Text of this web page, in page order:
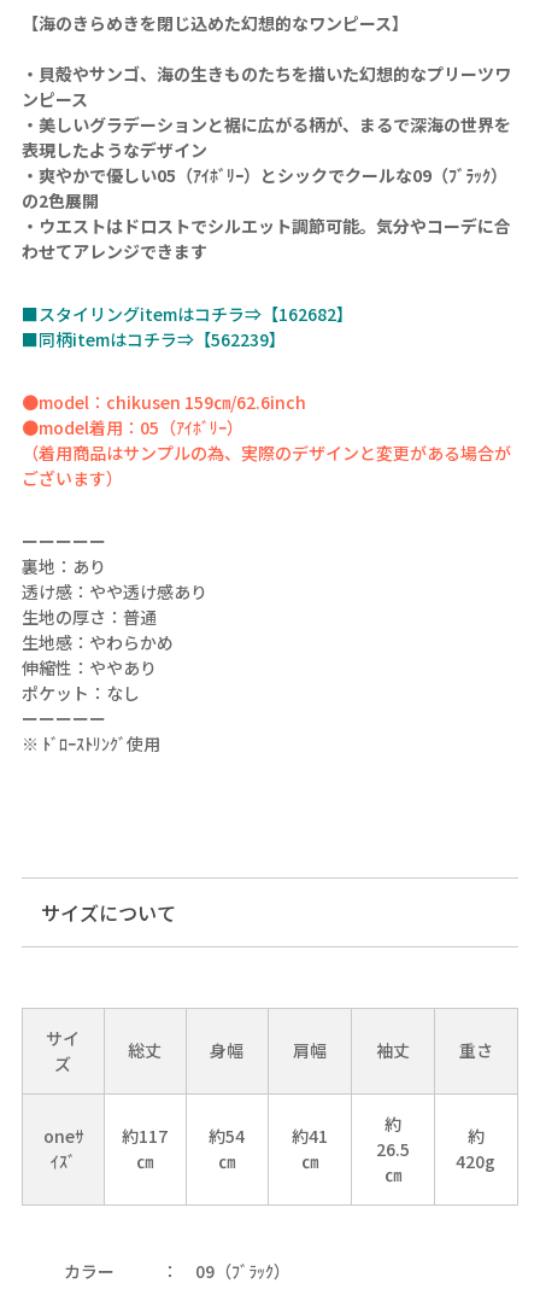
【海のきらめきを閉じ込めた幻想的なワンピース】
・貝殻やサンゴ、海の生きものたちを描いた幻想的なプリーツワ
ンピース
・美しいグラデーションと裾に広がる柄が、まるで深海の世界を
表現したようなデザイン
・爽やかで優しい05（ｱｲﾎﾞﾘｰ）とシックでクールな09（ﾌﾞﾗｯｸ）
の2色展開
・ウエストはドロストでシルエット調節可能。気分やコーデに合
わせてアレンジできます
■スタイリングitemはコチラ⇒【162682】
■同柄itemはコチラ⇒【562239】
●model：chikusen 159㎝/62.6inch
●model着用：05（ｱｲﾎﾞﾘｰ）
（着用商品はサンプルの為、実際のデザインと変更がある場合が
ございます）
ーーーーー
裏地：あり
透け感：やや透け感あり
生地の厚さ：普通
生地感：やわらかめ
伸縮性：ややあり
ポケット：なし
ーーーーー
※ ﾄﾞﾛｰｽﾄﾘﾝｸﾞ使用
サイズについて
サイ
ズ
総丈 身幅 肩幅 袖丈 重さ
oneｻ
ｲｽﾞ
約117
㎝
約54
㎝
約41
㎝
約
26.5
㎝
約
420g
カラー 09（ﾌﾞﾗｯｸ）